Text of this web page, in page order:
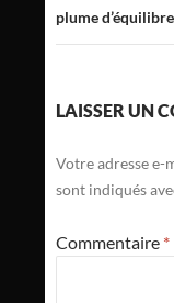
plume d’équilibre
LAISSER UN
Votre adresse e-
sont indiqués
Commentaire *